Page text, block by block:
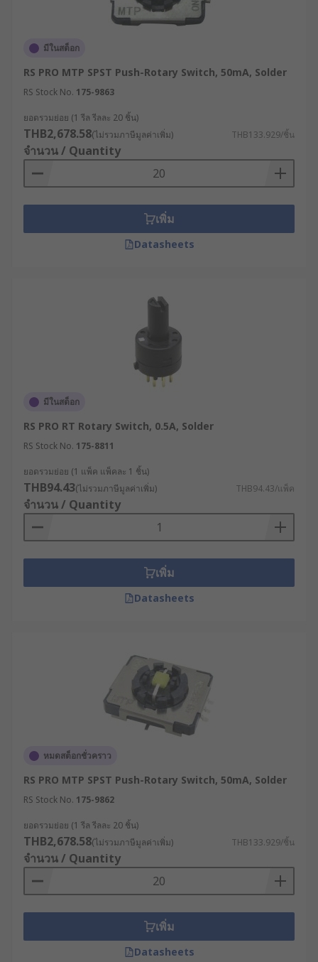
มีในสต็อก
RS PRO MTP SPST Push-Rotary Switch, 50mA, Solder
RS Stock No. 175-9863
ยอดรวมย่อย (1 รีล รีลละ 20 ชิ้น)
THB2,678.58(ไม่รวมภาษีมูลค่าเพิ่ม) THB133.929/ชิ้น
จำนวน / Quantity
เพิ่ม
Datasheets
มีในสต็อก
RS PRO RT Rotary Switch, 0.5A, Solder
RS Stock No. 175-8811
ยอดรวมย่อย (1 แพ็ค แพ็คละ 1 ชิ้น)
THB94.43(ไม่รวมภาษีมูลค่าเพิ่ม) THB94.43/แพ็ค
จำนวน / Quantity
เพิ่ม
Datasheets
หมดสต็อกชั่วคราว
RS PRO MTP SPST Push-Rotary Switch, 50mA, Solder
RS Stock No. 175-9862
ยอดรวมย่อย (1 รีล รีลละ 20 ชิ้น)
THB2,678.58(ไม่รวมภาษีมูลค่าเพิ่ม) THB133.929/ชิ้น
จำนวน / Quantity
เพิ่ม
Datasheets